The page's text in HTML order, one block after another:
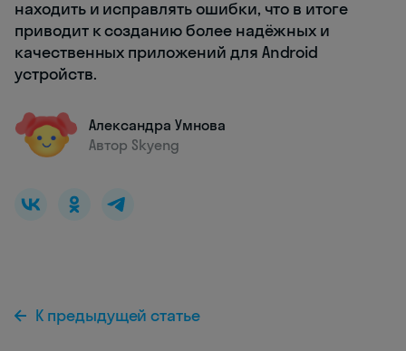
находить и исправлять ошибки, что в итоге
приводит к созданию более надёжных и
качественных приложений для Android
устройств.
Александра Умнова
Автор Skyeng
К предыдущей статье